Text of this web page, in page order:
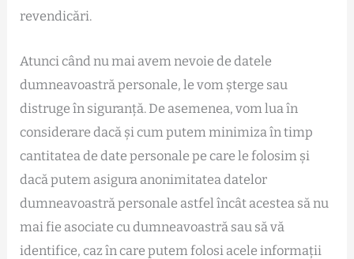
revendicări.
Atunci când nu mai avem nevoie de datele
dumneavoastră personale, le vom șterge sau
distruge în siguranță. De asemenea, vom lua în
considerare dacă și cum putem minimiza în timp
cantitatea de date personale pe care le folosim și
dacă putem asigura anonimitatea datelor
dumneavoastră personale astfel încât acestea să nu
mai fie asociate cu dumneavoastră sau să vă
identifice, caz în care putem folosi acele informații